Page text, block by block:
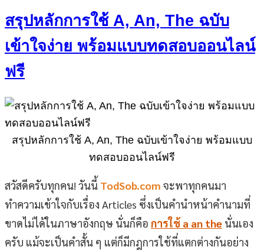
สรุปหลักการใช้ A, An, The ฉบับ
เข้าใจง่าย พร้อมแบบทดสอบออนไลน์
ฟรี
สรุปหลักการใช้ A, An, The ฉบับเข้าใจง่าย พร้อมแบบ
ทดสอบออนไลน์ฟรี
สวัสดีครับทุกคน! วันนี้ TodSob.com จะพาทุกคนมา
ทำความเข้าใจกับเรื่อง Articles ซึ่งเป็นคำนำหน้าคำนามที่
ขาดไม่ได้ในภาษาอังกฤษ นั่นก็คือ การใช้ a an the นั่นเอง
ครับ แม้จะเป็นคำสั้น ๆ แต่ก็มีกฎการใช้ที่แตกต่างกันอย่าง